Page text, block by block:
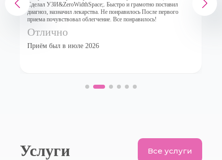
Сделал УЗИ&ZeroWidthSpace;. Быстро и грамотно поставил
диагноз, назначил лекарства. Не понравилось После первого
приема почувствовал облегчение. Все понравилось!
Отлично
Приём был в июле 2026
Услуги Все услуги